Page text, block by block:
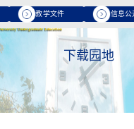
教学文件 信息公
下载园地